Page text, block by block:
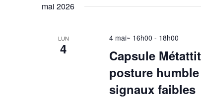
mai 2026
LUN
4
4 mai~ 16h00 - 18h00
Capsule
posture
signaux faibles